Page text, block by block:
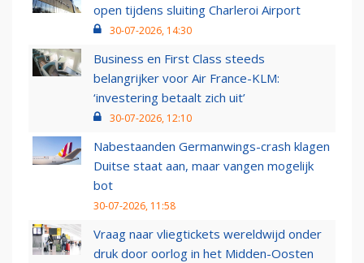
open tijdens sluiting Charleroi Airport
30-07-2026, 14:30
Business en First Class steeds
belangrijker voor Air France-KLM:
‘investering betaalt zich uit’
30-07-2026, 12:10
Nabestaanden Germanwings-crash klagen
Duitse staat aan, maar vangen mogelijk
bot
30-07-2026, 11:58
Vraag naar vliegtickets wereldwijd onder
druk door oorlog in het Midden-Oosten